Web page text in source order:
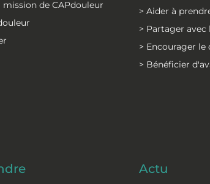
de CAPdouleur
> Aider à
> Partager
> Encourager
> Bénéficier
Actu